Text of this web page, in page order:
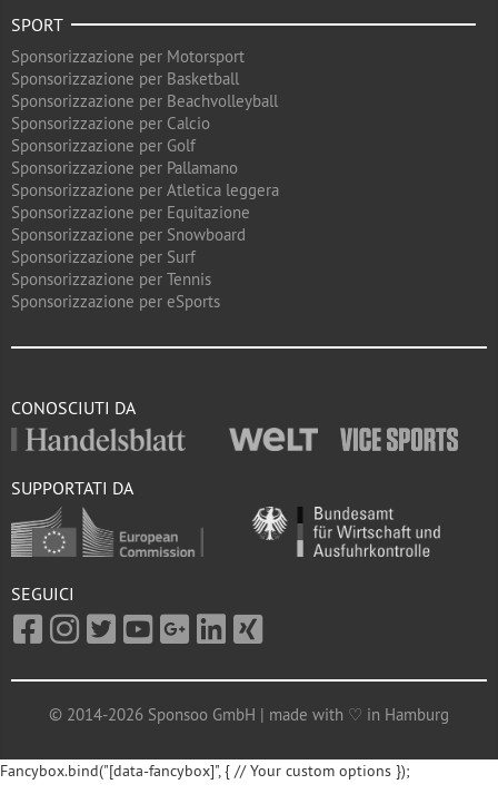
SPORT
Sponsorizzazione per Motorsport
Sponsorizzazione per Basketball
Sponsorizzazione per Beachvolleyball
Sponsorizzazione per Calcio
Sponsorizzazione per Golf
Sponsorizzazione per Pallamano
Sponsorizzazione per Atletica leggera
Sponsorizzazione per Equitazione
Sponsorizzazione per Snowboard
Sponsorizzazione per Surf
Sponsorizzazione per Tennis
Sponsorizzazione per eSports
CONOSCIUTI DA
SUPPORTATI DA
SEGUICI
© 2014-2026 Sponsoo GmbH | made with ♡ in Hamburg
Fancybox.bind("[data-fancybox]", { // Your custom options });